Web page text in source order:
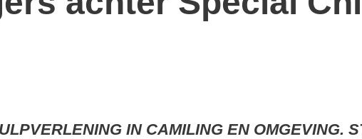
IN CAMILING EN OMGEVING.